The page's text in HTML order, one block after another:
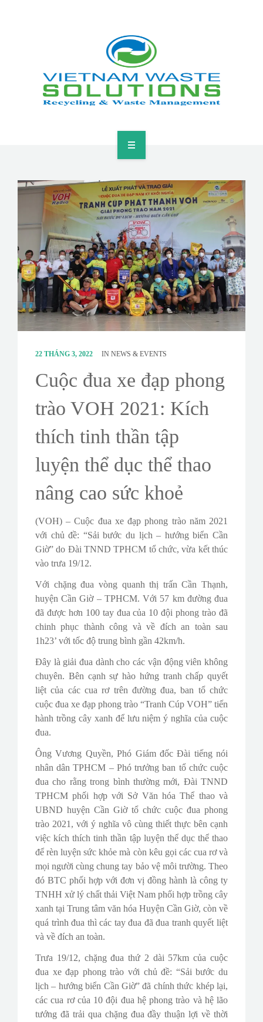
ABOUT
GREEN SOLUTIONS
NEWS & EVENTS
CONTACT
SURVEY
22 THÁNG 3, 2022 IN NEWS & EVENTS
Cuộc đua xe đạp phong
trào VOH 2021: Kích
thích tinh thần tập
luyện thể dục thể thao
nâng cao sức khoẻ
(VOH) – Cuộc đua xe đạp phong trào năm 2021
với chủ đề: “Sải bước du lịch – hướng biển Cần
Giờ” do Đài TNND TPHCM tổ chức, vừa kết thúc
vào trưa 19/12.
Với chặng đua vòng quanh thị trấn Cần Thạnh,
huyện Cần Giờ – TPHCM. Với 57 km đường đua
đã được hơn 100 tay đua của 10 đội phong trào đã
chinh phục thành công và về đích an toàn sau
1h23’ với tốc độ trung bình gần 42km/h.
Đây là giải đua dành cho các vận động viên không
chuyên. Bên cạnh sự hào hứng tranh chấp quyết
liệt của các cua rơ trên đường đua, ban tổ chức
cuộc đua xe đạp phong trào “Tranh Cúp VOH” tiến
hành trồng cây xanh để lưu niệm ý nghĩa của cuộc
đua.
Ông Vương Quyền, Phó Giám đốc Đài tiếng nói
nhân dân TPHCM – Phó trưởng ban tổ chức cuộc
đua cho rằng trong bình thường mới, Đài TNND
TPHCM phối hợp với Sở Văn hóa Thể thao và
UBND huyện Cần Giờ tổ chức cuộc đua phong
trào 2021, với ý nghĩa vô cùng thiết thực bên cạnh
việc kích thích tinh thần tập luyện thể dục thể thao
để rèn luyện sức khỏe mà còn kêu gọi các cua rơ và
mọi người cùng chung tay bảo vệ môi trường. Theo
đó BTC phối hợp với đơn vị đồng hành là công ty
TNHH xử lý chất thải Việt Nam phối hợp trồng cây
xanh tại Trung tâm văn hóa Huyện Cần Giờ, còn về
quá trình đua thì các tay đua đã đua tranh quyết liệt
và về đích an toàn.
Trưa 19/12, chặng đua thứ 2 dài 57km của cuộc
đua xe đạp phong trào với chủ đề: “Sải bước du
lịch – hướng biển Cần Giờ” đã chính thức khép lại,
các cua rơ của 10 đội đua hệ phong trào và hệ lão
tướng đã trải qua chặng đua đầy thuận lợi về thời